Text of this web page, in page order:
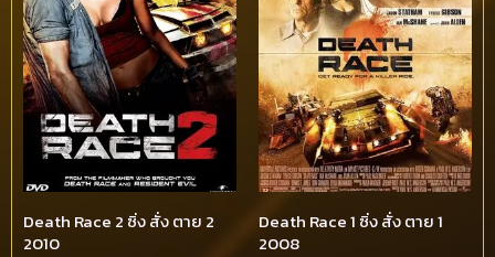
Death Race 2 ซิ่ง สั่ง ตาย 2
2010
Death Race 1 ซิ่ง สั่ง ตาย 1
2008